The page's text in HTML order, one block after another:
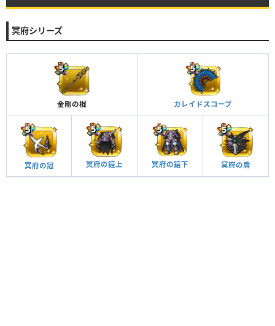
冥府シリーズ
金剛の棍 カレイドスコープ
冥府の冠 冥府の鎧上 冥府の鎧下 冥府の盾